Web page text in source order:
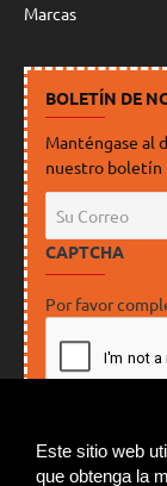
Este sitio web
que obtenga la
Marcas
BOLETÍN DE
Manténgase al
nuestro boletín
Correo
CAPTCHA
Por favor
He leído y
Política de